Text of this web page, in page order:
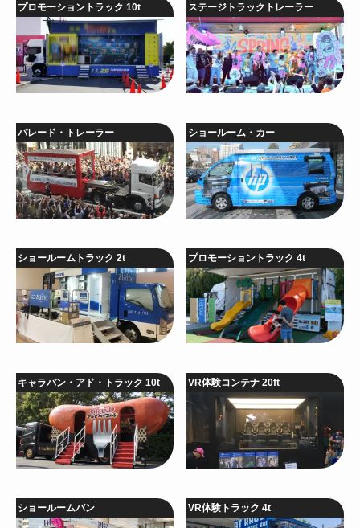
プロモーショントラック 10t ステージトラックトレーラー
パレード・トレーラー ショールーム・カー
ショールームトラック 2t プロモーショントラック 4t
キャラバン・アド・トラック 10t VR体験コンテナ 20ft
ショールームバン VR体験トラック 4t